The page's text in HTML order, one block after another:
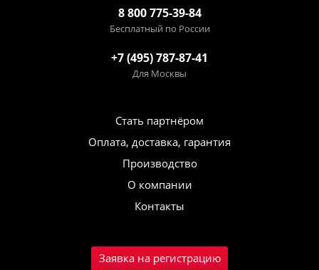
8 800 775-39-84
Бесплатный по России
+7 (495) 787-87-41
Для Москвы
Стать партнёром
Оплата, доставка, гарантия
Производство
О компании
Контакты
Заявка на регистрацию